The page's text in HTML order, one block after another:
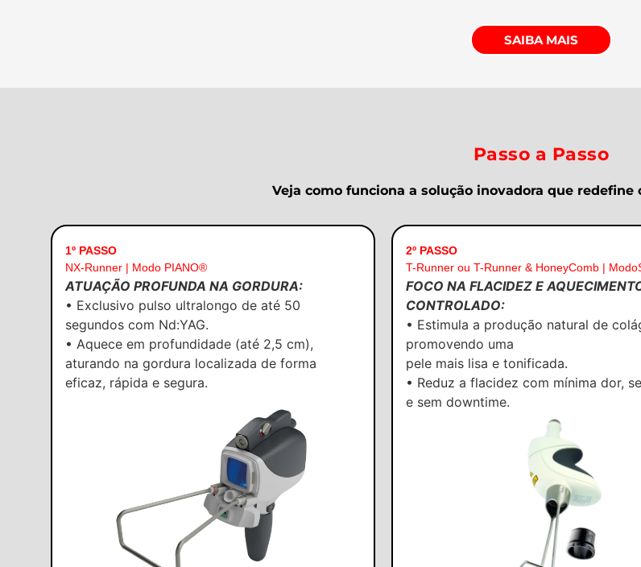
SAIBA MAIS
Passo a Passo
Veja como funciona a solução inovadora que
1º PASSO
NX-Runner | Modo PIANO®
ATUAÇÃO PROFUNDA NA GORDURA:
• Exclusivo pulso ultralongo de até 50
segundos com Nd:YAG.
• Aquece em profundidade (até 2,5 cm),
aturando na gordura localizada de forma
eficaz, rápida e segura.
2º PASSO
T-Runner ou T-Runner & HoneyComb |
FOCO NA FLACIDEZ E
CONTROLADO:
• Estimula a produção natural de
promovendo uma
pele mais lisa e tonificada.
• Reduz a flacidez com mínima dor,
e sem downtime.